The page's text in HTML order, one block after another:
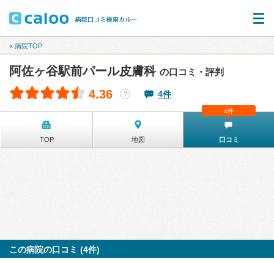
« 病院TOP
阿佐ヶ谷駅前パール皮膚科 の口コミ・評判
4.36 ？ 4件
TOP 地図 口コミ
4件
この病院の口コミ (4件)